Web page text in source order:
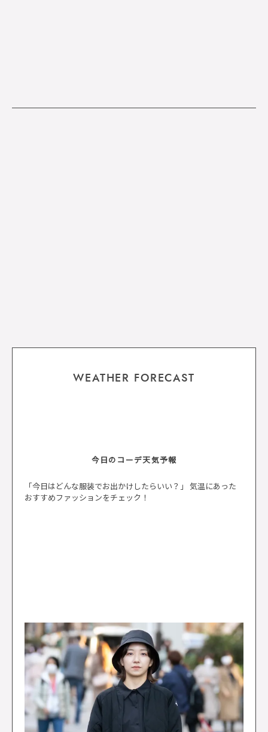
WEATHER FORECAST
今日のコーデ天気予報
「今日はどんな服装でお出かけしたらいい？」 気温にあった
おすすめファッションをチェック！